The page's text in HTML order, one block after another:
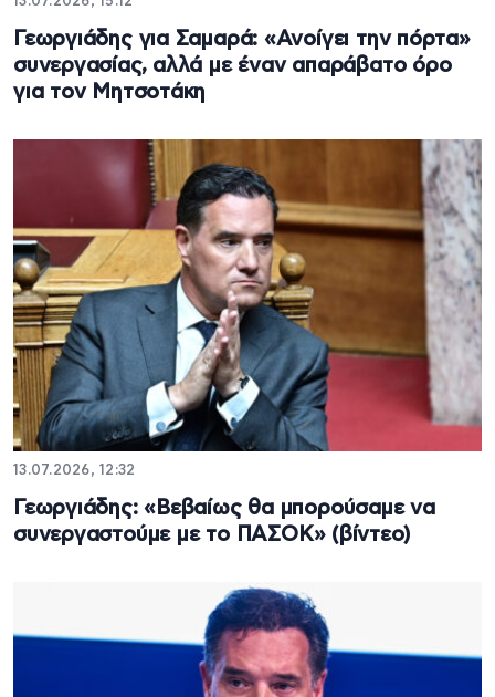
Γεωργιάδης για Σαμαρά: «Ανοίγει την πόρτα»
συνεργασίας, αλλά με έναν απαράβατο όρο
για τον Μητσοτάκη
13.07.2026, 12:32
Γεωργιάδης: «Βεβαίως θα μπορούσαμε να
συνεργαστούμε με το ΠΑΣΟΚ» (βίντεο)